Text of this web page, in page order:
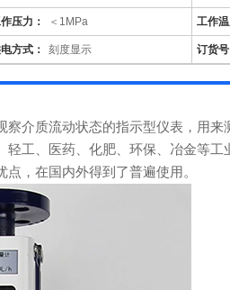
压力： ＜1MPa 工作温度
方式： 刻度显示 订货号
介质流动状态的指示型仪表，用来
工、医药、化肥、环保、冶金
，在国内外得到了普遍使用。